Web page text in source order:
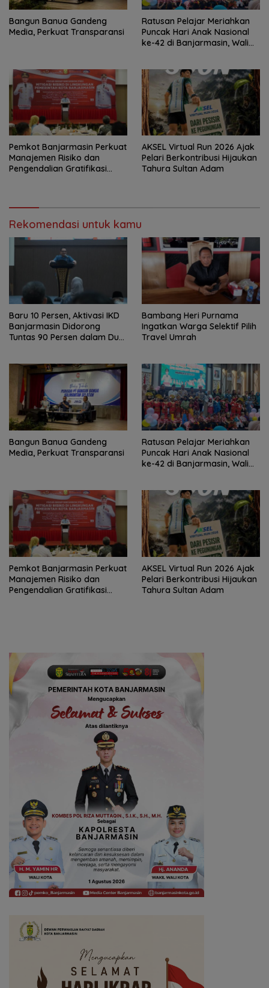
Bangun Banua Gandeng
Media, Perkuat Transparansi
Ratusan Pelajar Meriahkan
Puncak Hari Anak Nasional
ke-42 di Banjarmasin, Wali
Pemkot Banjarmasin Perkuat
Manajemen Risiko dan
Pengendalian Gratifikasi
AKSEL Virtual Run 2026 Ajak
Pelari Berkontribusi Hijaukan
Tahura Sultan Adam
Rekomendasi untuk kamu
Baru 10 Persen, Aktivasi IKD
Banjarmasin Didorong
Tuntas 90 Persen dalam Dua
Bambang Heri Purnama
Ingatkan Warga Selektif Pilih
Travel Umrah
Bangun Banua Gandeng
Media, Perkuat Transparansi
Ratusan Pelajar Meriahkan
Puncak Hari Anak Nasional
ke-42 di Banjarmasin, Wali
Pemkot Banjarmasin Perkuat
Manajemen Risiko dan
Pengendalian Gratifikasi
AKSEL Virtual Run 2026 Ajak
Pelari Berkontribusi Hijaukan
Tahura Sultan Adam